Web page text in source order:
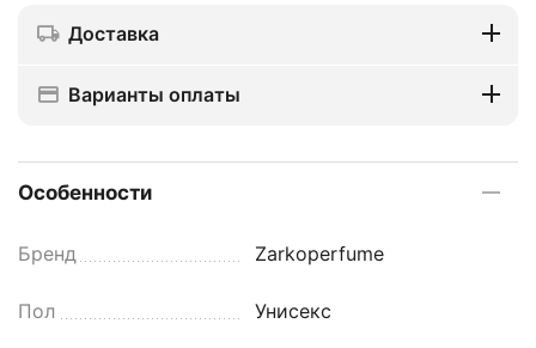
Доставка
Варианты оплаты
Особенности
Бренд Zarkoperfume
Пол Унисекс